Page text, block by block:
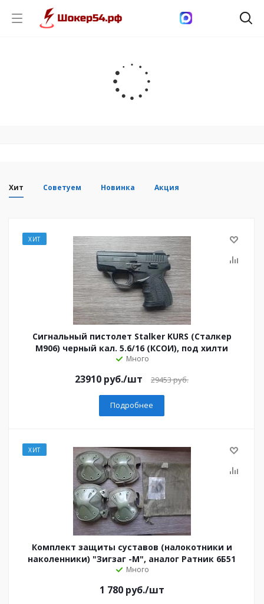
Хит Советуем Новинка Акция
ХИТ
Сигнальный пистолет Stalker KURS (Сталкер
М906) черный кал. 5.6/16 (КСОИ), под хилти
Много
23910 руб./шт 29453 руб.
Подробнее
ХИТ
Комплект защиты суставов (налокотники и
наколенники) "Зигзаг -М", аналог Ратник 6Б51
Много
1 780руб./шт